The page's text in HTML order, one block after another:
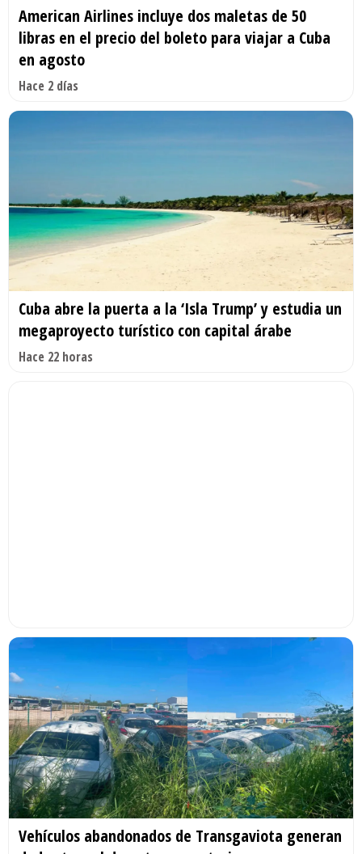
American Airlines incluye dos maletas de 50
libras en el precio del boleto para viajar a Cuba
en agosto
Hace 2 días
Cuba abre la puerta a la ‘Isla Trump’ y estudia un
megaproyecto turístico con capital árabe
Hace 22 horas
Vehículos abandonados de Transgaviota generan